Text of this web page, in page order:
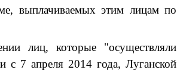
выплачиваемых этим лицам по
лиц, которые "осуществляли
с 7 апреля 2014 года, Луганской